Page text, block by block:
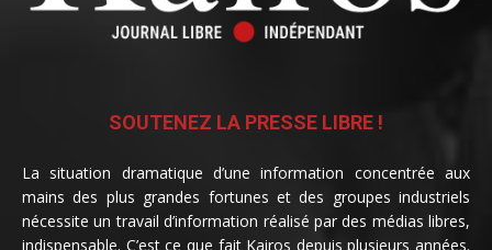
SOUTENEZ LA PRESSE LIBRE !
La situation dramatique d’une information concentrée aux
mains des plus grandes fortunes et des groupes industriels
nécessite un travail d’information réalisé par des médias libres,
indispensable. C’est ce que fait Kairos depuis plusieurs années.